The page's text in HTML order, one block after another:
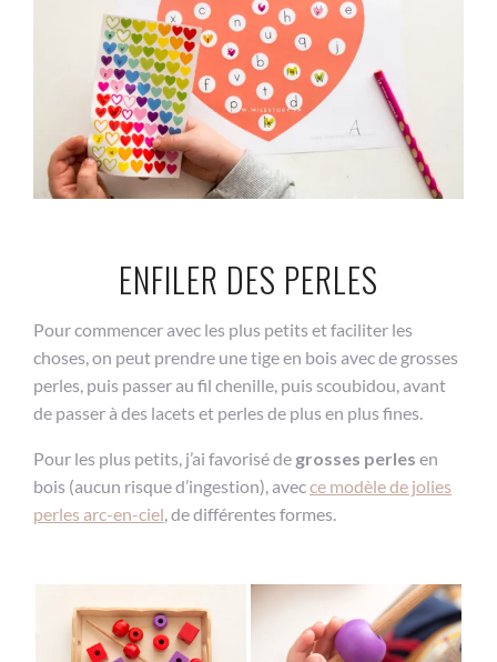
ENFILER DES PERLES
Pour commencer avec les plus petits et faciliter les
choses, on peut prendre une tige en bois avec de grosses
perles, puis passer au fil chenille, puis scoubidou, avant
de passer à des lacets et perles de plus en plus fines.
Pour les plus petits, j’ai favorisé de grosses perles en
bois (aucun risque d’ingestion), avecce modèle de jolies
perles arc-en-ciel, de différentes formes.